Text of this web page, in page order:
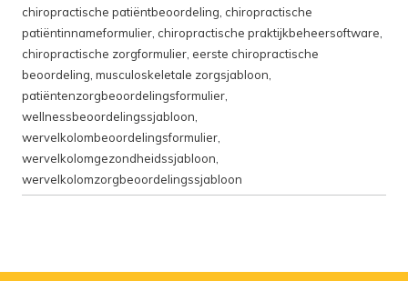
chiropractische patiëntbeoordeling chiropractische
patiëntinnameformulier chiropractische praktijkbeheersoftware
chiropractische zorgformulier eerste chiropractische
beoordeling musculoskeletale zorgsjabloon
patiëntenzorgbeoordelingsformulier
wellnessbeoordelingssjabloon
wervelkolombeoordelingsformulier
wervelkolomgezondheidssjabloon
wervelkolomzorgbeoordelingssjabloon